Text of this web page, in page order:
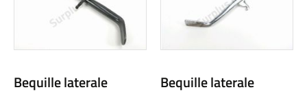
Bequille laterale
Bequille laterale